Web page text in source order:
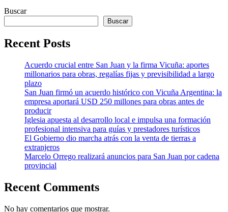
Buscar
Buscar
Recent Posts
Acuerdo crucial entre San Juan y la firma Vicuña: aportes
millonarios para obras, regalías fijas y previsibilidad a largo
plazo
San Juan firmó un acuerdo histórico con Vicuña Argentina: la
empresa aportará USD 250 millones para obras antes de
producir
Iglesia apuesta al desarrollo local e impulsa una formación
profesional intensiva para guías y prestadores turísticos
El Gobierno dio marcha atrás con la venta de tierras a
extranjeros
Marcelo Orrego realizará anuncios para San Juan por cadena
provincial
Recent Comments
No hay comentarios que mostrar.